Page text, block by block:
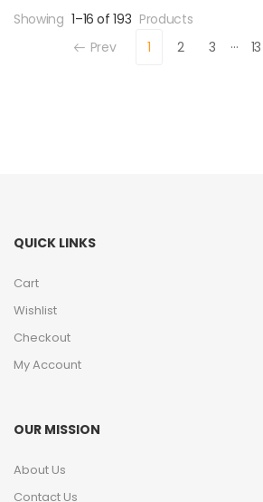
Showing 1–16 of 193 Products
Prev
1 2 3 … 13
QUICK LINKS
Cart
Wishlist
Checkout
My Account
OUR MISSION
About Us
Contact Us